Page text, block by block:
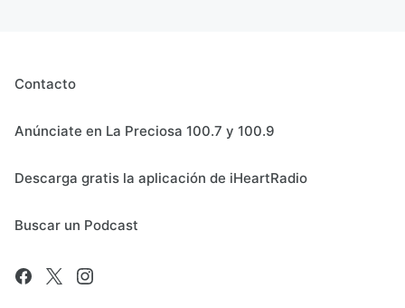
Contacto
Anúnciate en La Preciosa 100.7 y 100.9
Descarga gratis la aplicación de iHeartRadio
Buscar un Podcast